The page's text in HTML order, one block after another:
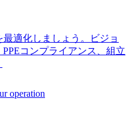
適化しましょう。ビジョ
コンプライアンス、組立